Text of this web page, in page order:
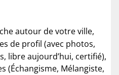
autour de votre ville,
de profil (avec photos,
libre aujourd’hui, certifié),
(Échangisme, Mélangiste,